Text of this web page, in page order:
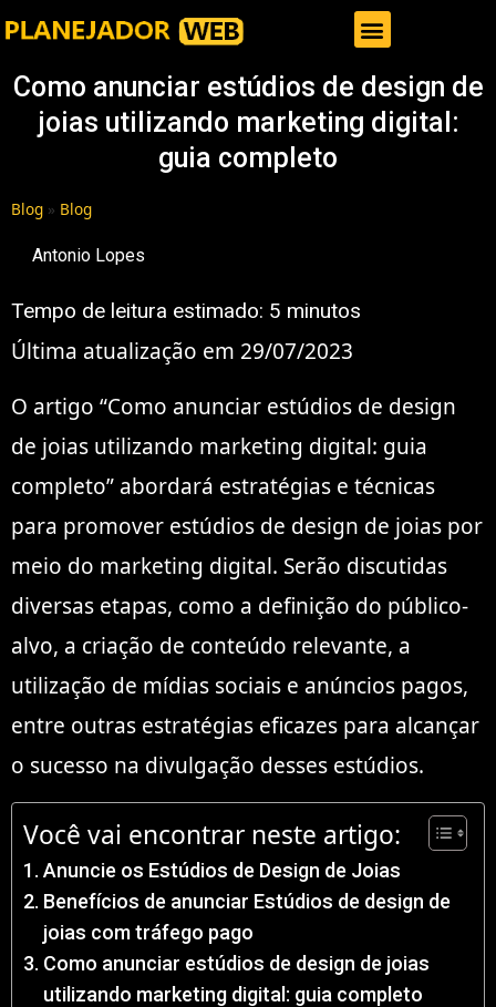
Como anunciar estúdios de design de
joias utilizando marketing digital:
guia completo
Blog » Blog
Antonio Lopes
Tempo de leitura estimado: 5 minutos
Última atualização em 29/07/2023
O artigo “Como anunciar estúdios de design
de joias utilizando marketing digital: guia
completo” abordará estratégias e técnicas
para promover estúdios de design de joias por
meio do marketing digital. Serão discutidas
diversas etapas, como a definição do público-
alvo, a criação de conteúdo relevante, a
utilização de mídias sociais e anúncios pagos,
entre outras estratégias eficazes para alcançar
o sucesso na divulgação desses estúdios.
Você vai encontrar neste artigo:
Anuncie os Estúdios de Design de Joias
Benefícios de anunciar Estúdios de design de
joias com tráfego pago
Como anunciar estúdios de design de joias
utilizando marketing digital: guia completo